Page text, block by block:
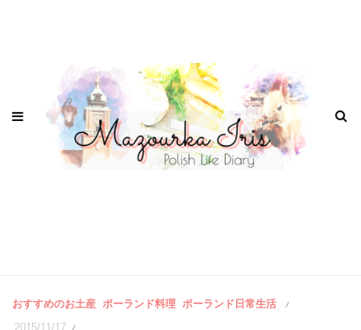
おすすめのお土産 ポーランド料理 ポーランド日常生活 /
2015/11/17 /